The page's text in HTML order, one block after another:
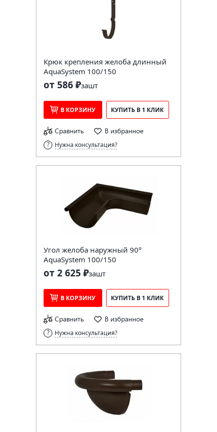
Крюк крепления желоба длинный
AquaSystem 100/150
от 586 ₽зашт
В КОРЗИНУ КУПИТЬ В 1 КЛИК
Сравнить В избранное
Нужна консультация?
Угол желоба наружный 90°
AquaSystem 100/150
от 2 625 ₽зашт
В КОРЗИНУ КУПИТЬ В 1 КЛИК
Сравнить В избранное
Нужна консультация?